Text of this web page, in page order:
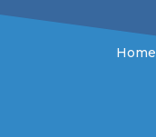
Home